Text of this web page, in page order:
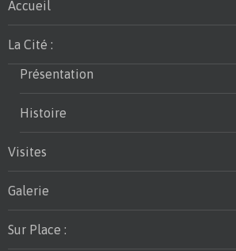
Accueil
La Cité :
Présentation
Histoire
Visites
Galerie
Sur Place :